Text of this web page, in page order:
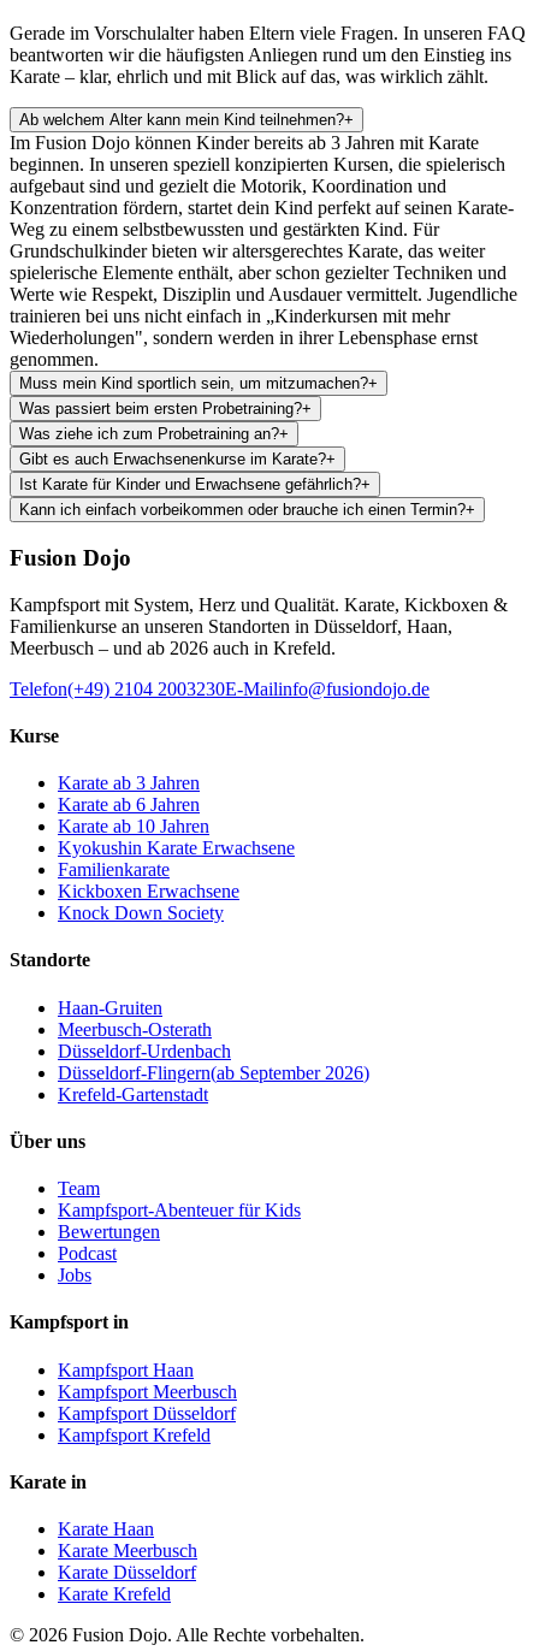
Gerade im Vorschulalter haben Eltern viele Fragen. In unseren FAQ
beantworten wir die häufigsten Anliegen rund um den Einstieg ins
Karate – klar, ehrlich und mit Blick auf das, was wirklich zählt.
Ab welchem Alter kann mein Kind teilnehmen?+
Im Fusion Dojo können Kinder bereits ab 3 Jahren mit Karate
beginnen. In unseren speziell konzipierten Kursen, die spielerisch
aufgebaut sind und gezielt die Motorik, Koordination und
Konzentration fördern, startet dein Kind perfekt auf seinen Karate-
Weg zu einem selbstbewussten und gestärkten Kind. Für
Grundschulkinder bieten wir altersgerechtes Karate, das weiter
spielerische Elemente enthält, aber schon gezielter Techniken und
Werte wie Respekt, Disziplin und Ausdauer vermittelt. Jugendliche
trainieren bei uns nicht einfach in „Kinderkursen mit mehr
Wiederholungen", sondern werden in ihrer Lebensphase ernst
genommen.
Muss mein Kind sportlich sein, um mitzumachen?+
Was passiert beim ersten Probetraining?+
Was ziehe ich zum Probetraining an?+
Gibt es auch Erwachsenenkurse im Karate?+
Ist Karate für Kinder und Erwachsene gefährlich?+
Kann ich einfach vorbeikommen oder brauche ich einen Termin?+
Fusion Dojo
Kampfsport mit System, Herz und Qualität. Karate, Kickboxen &
Familienkurse an unseren Standorten in Düsseldorf, Haan,
Meerbusch – und ab 2026 auch in Krefeld.
Telefon(+49) 2104 2003230E-Mailinfo@fusiondojo.de
Kurse
Karate ab 3 Jahren
Karate ab 6 Jahren
Karate ab 10 Jahren
Kyokushin Karate Erwachsene
Familienkarate
Kickboxen Erwachsene
Knock Down Society
Standorte
Haan-Gruiten
Meerbusch-Osterath
Düsseldorf-Urdenbach
Düsseldorf-Flingern(ab September 2026)
Krefeld-Gartenstadt
Über uns
Team
Kampfsport-Abenteuer für Kids
Bewertungen
Podcast
Jobs
Kampfsport in
Kampfsport Haan
Kampfsport Meerbusch
Kampfsport Düsseldorf
Kampfsport Krefeld
Karate in
Karate Haan
Karate Meerbusch
Karate Düsseldorf
Karate Krefeld
© 2026 Fusion Dojo. Alle Rechte vorbehalten.